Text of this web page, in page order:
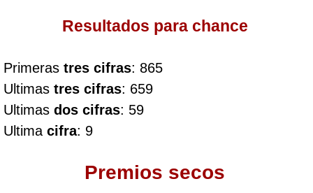
Chontico Noche
Culona día
Culona noche
Resultados para chance
Primeras tres cifras: 865
Ultimas tres cifras: 659
Ultimas dos cifras: 59
Ultima cifra: 9
Premios secos